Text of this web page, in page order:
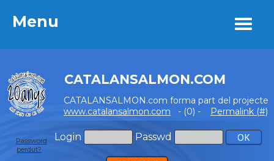
Menu
CATALANSALMON.COM
CATALANSALMON.com forma part del projecte
www.catalansalmon.com - (0) - Permalink (#)
Login Passwd
Password
perdut?
Menu